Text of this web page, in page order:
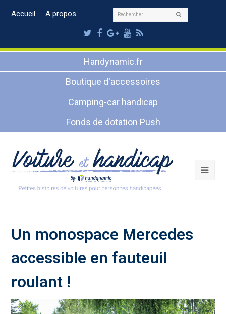
Accueil A propos Rechercher
Twitter
Facebook
Google
Plus
Youtube
RSS
Handynamic.fr
Boutique d'accessoires
Camping-car handicap
Fonds de dotation Push
Un monospace Mercedes
accessible en fauteuil
roulant !